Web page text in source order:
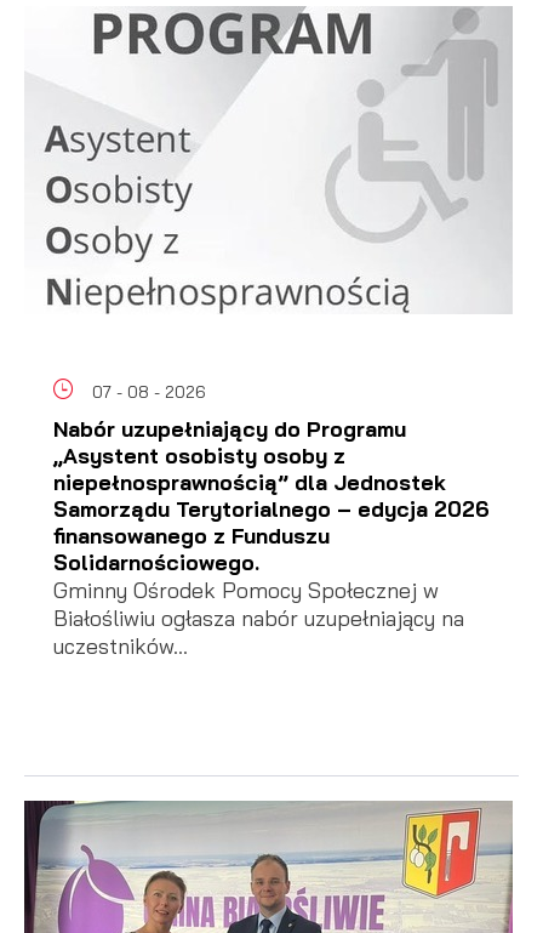
07 - 08 - 2026
Nabór uzupełniający do Programu
„Asystent osobisty osoby z
niepełnosprawnością” dla Jednostek
Samorządu Terytorialnego – edycja 2026
finansowanego z Funduszu
Solidarnościowego.
Gminny Ośrodek Pomocy Społecznej w
Białośliwiu ogłasza nabór uzupełniający na
uczestników...